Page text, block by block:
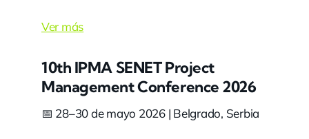
Ver más
10th IPMA SENET Project
Management Conference 2026
📅 28–30 de mayo 2026 | Belgrado, Serbia